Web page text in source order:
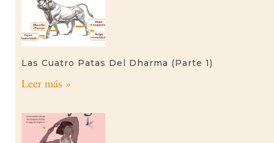
Las Cuatro Patas Del Dharma (parte 1)
Leer más »